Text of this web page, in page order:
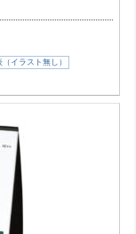
イラスト無し）